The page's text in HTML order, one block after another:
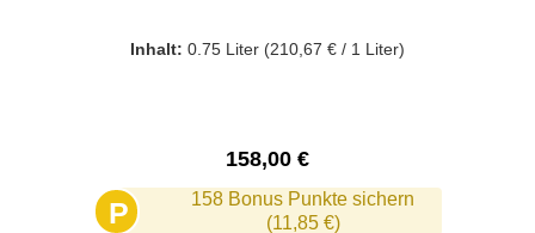
Inhalt: 0.75 Liter (210,67 € / 1 Liter)
Regulärer Preis:
158,00 €
P
158 Bonus Punkte sichern
(11,85 €)